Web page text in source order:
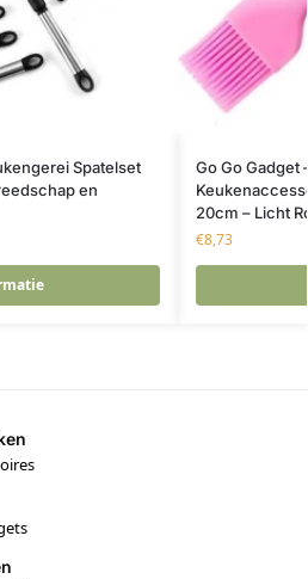
Spatelset
en
Go Go Gadget
20cm – Licht
€8,73